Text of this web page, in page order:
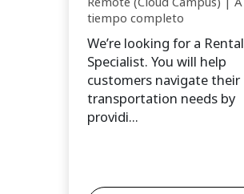
tiempo completo
We’re looking for a Rental
Specialist. You will help
customers navigate their
transportation needs by
providi...